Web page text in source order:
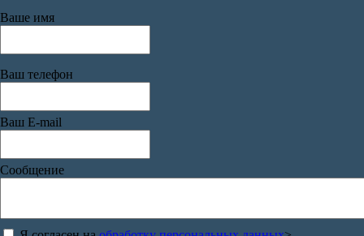
Ваше имя
Ваш телефон
Ваш E-mail
Сообщение